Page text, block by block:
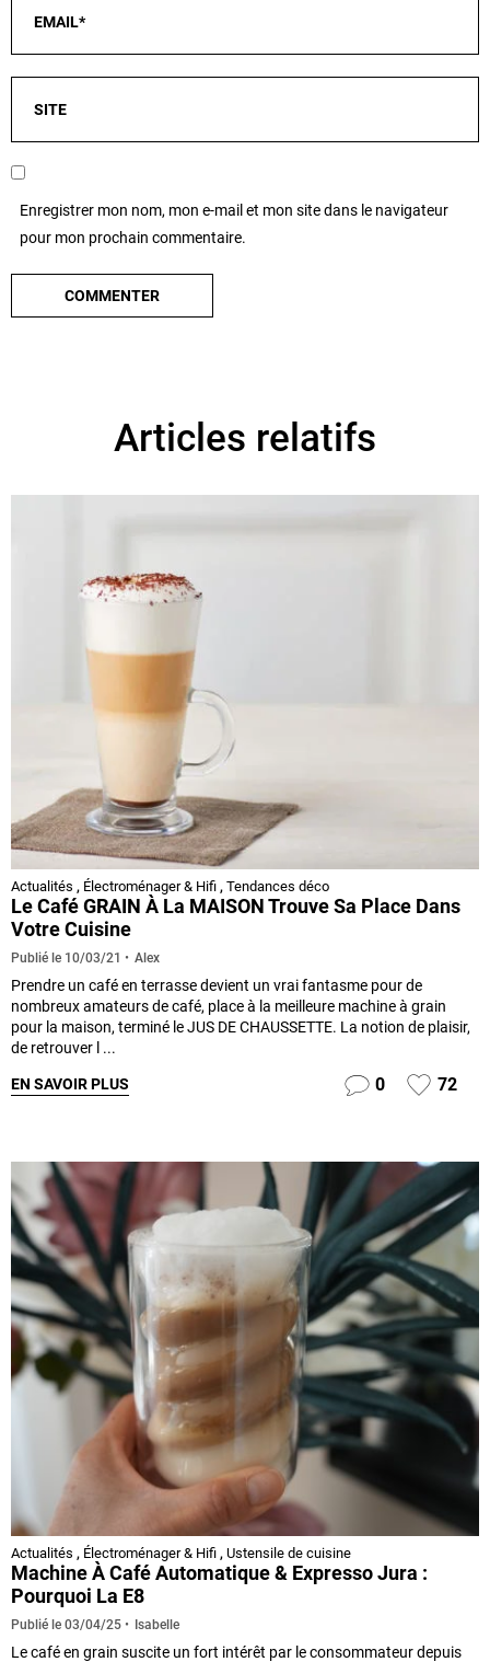
Enregistrer mon nom, mon e-mail et mon site dans le navigateur
pour mon prochain commentaire.
Articles relatifs
Actualités , Électroménager & Hifi , Tendances déco
Le Café GRAIN À La MAISON Trouve Sa Place Dans
Votre Cuisine
Publié le 10/03/21 Alex
Prendre un café en terrasse devient un vrai fantasme pour de
nombreux amateurs de café, place à la meilleure machine à grain
pour la maison, terminé le JUS DE CHAUSSETTE. La notion de plaisir,
de retrouver l ...
EN SAVOIR PLUS 0 72
Actualités , Électroménager & Hifi , Ustensile de cuisine
Machine À Café Automatique & Expresso Jura :
Pourquoi La E8
Publié le 03/04/25 Isabelle
Le café en grain suscite un fort intérêt par le consommateur depuis